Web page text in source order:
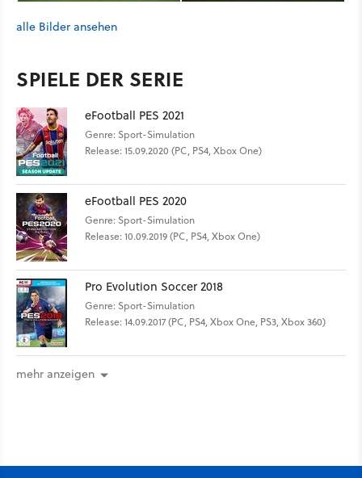
alle Bilder ansehen
SPIELE DER SERIE
eFootball PES 2021
Genre: Sport-Simulation
Release: 15.09.2020 (PC, PS4, Xbox One)
eFootball PES 2020
Genre: Sport-Simulation
Release: 10.09.2019 (PC, PS4, Xbox One)
Pro Evolution Soccer 2018
Genre: Sport-Simulation
Release: 14.09.2017 (PC, PS4, Xbox One, PS3, Xbox 360)
mehr anzeigen